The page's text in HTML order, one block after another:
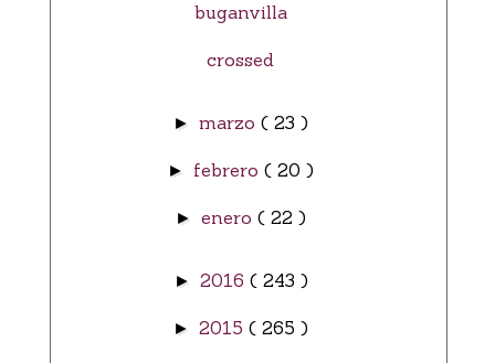
buganvilla
crossed
► marzo ( 23 )
► febrero ( 20 )
► enero ( 22 )
► 2016 ( 243 )
► 2015 ( 265 )